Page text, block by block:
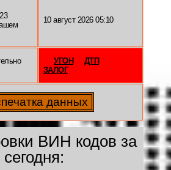
10 август 2026 05:10
УГОН
ДТП
ЗАЛОГ
ВИН кодов за
сегодня: